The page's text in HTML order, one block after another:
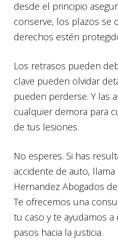
desde el principio
conserve, los plazos se
derechos estén
Los retrasos pueden
clave pueden olvidar
pueden perderse. Y las
cualquier demora para
de tus lesiones.
No esperes. Si has
accidente de auto, llama
Hernandez Abogados
Te ofrecemos una
tu caso y te ayudamos
pasos hacia la justicia.